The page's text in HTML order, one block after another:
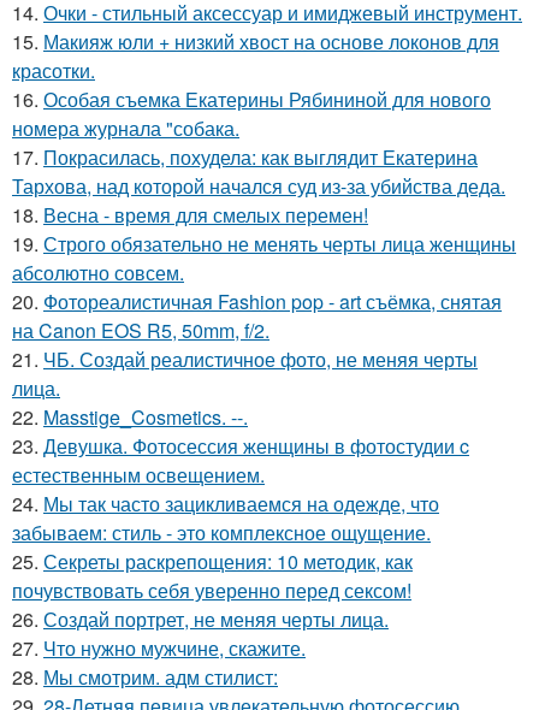
14. Очки - стильный аксессуар и имиджевый инструмент.
15. Макияж юли + низкий хвост на основе локонов для
красотки.
16. Особая съемка Екатерины Рябининой для нового
номера журнала "собака.
17. Покрасилась, похудела: как выглядит Екатерина
Тархова, над которой начался суд из-за убийства деда.
18. Весна - время для смелых перемен!
19. Строго обязательно не менять черты лица женщины
абсолютно совсем.
20. Фотореалистичная Fashion pop - art съёмка, снятая
на Canon EOS R5, 50mm, f/2.
21. ЧБ. Создай реалистичное фото, не меняя черты
лица.
22. Masstige_Cosmetics. --.
23. Девушка. Фотосессия женщины в фотостудии c
естественным освещением.
24. Мы так часто зацикливаемся на одежде, что
забываем: стиль - это комплексное ощущение.
25. Секреты раскрепощения: 10 методик, как
почувствовать себя уверенно перед сексом!
26. Создай портрет, не меняя черты лица.
27. Что нужно мужчине, скажите.
28. Мы смотрим. адм стилист: